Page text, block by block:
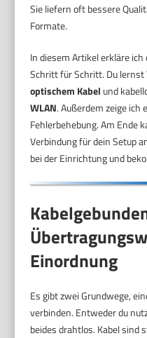
Sie liefern oft bessere
Formate.
In diesem Artikel erkläre
Schritt für Schritt. Du lernst
optischem Kabel und
WLAN. Außerdem zeige
Fehlerbehebung. Am Ende
Verbindung für dein Setup
bei der Einrichtung und
Einordnung
Es gibt zwei Grundwege,
verbinden. Entweder du
beides drahtlos. Kabel sind